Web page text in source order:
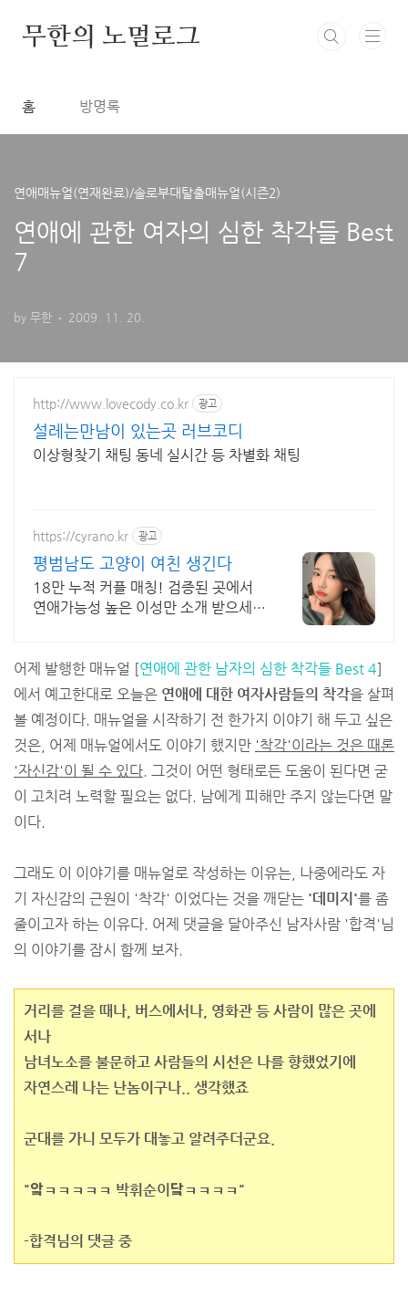
무한의 노멀로그
홈 방명록
연애매뉴얼(연재완료)/솔로부대탈출매뉴얼(시즌2)
연애에 관한 여자의 심한 착각들 Best
7
by 무한 2009. 11. 20.
http://www.lovecody.co.kr 광고
설레는만남이 있는곳 러브코디
이상형찾기 채팅 동네 실시간 등 차별화 채팅
https://cyrano.kr 광고
평범남도 고양이 여친 생긴다
18만 누적 커플 매칭! 검증된 곳에서
연애가능성 높은 이성만 소개 받으세
어제 발행한 매뉴얼 [연애에 관한 남자의 심한 착각들 Best 4]
에서 예고한대로 오늘은 연애에 대한 여자사람들의 착각을 살펴
볼 예정이다. 매뉴얼을 시작하기 전 한가지 이야기 해 두고 싶은
것은, 어제 매뉴얼에서도 이야기 했지만 '착각'이라는 것은 때론
'자신감'이 될 수 있다. 그것이 어떤 형태로든 도움이 된다면 굳
이 고치려 노력할 필요는 없다. 남에게 피해만 주지 않는다면 말
이다.
그래도 이 이야기를 매뉴얼로 작성하는 이유는, 나중에라도 자
기 자신감의 근원이 '착각' 이었다는 것을 깨닫는 '데미지'를 좀
줄이고자 하는 이유다. 어제 댓글을 달아주신 남자사람 '합격'님
의 이야기를 잠시 함께 보자.
거리를 걸을 때나, 버스에서나, 영화관 등 사람이 많은 곳에
서나
남녀노소를 불문하고 사람들의 시선은 나를 향했었기에
자연스레 나는 난놈이구나.. 생각했죠
군대를 가니 모두가 대놓고 알려주더군요.
"앜ㅋㅋㅋㅋㅋ 박휘순이닼ㅋㅋㅋㅋ"
-합격님의 댓글 중